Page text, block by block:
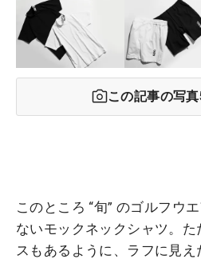
この記事の写真
このところ “旬” のゴルフウ
ないモックネックシャツ。
スもあるように、ラフに見